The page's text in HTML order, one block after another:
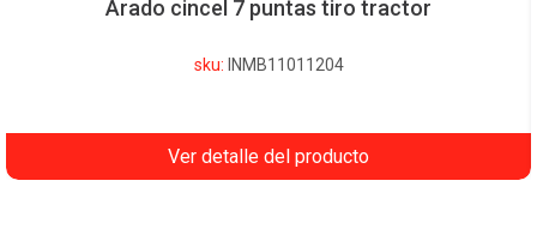
Arado cincel 7 puntas tiro tractor
sku: INMB11011204
Ver detalle del producto